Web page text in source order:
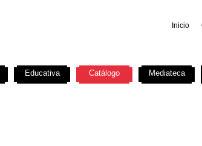
Inicio
Educativa Catálogo Mediateca